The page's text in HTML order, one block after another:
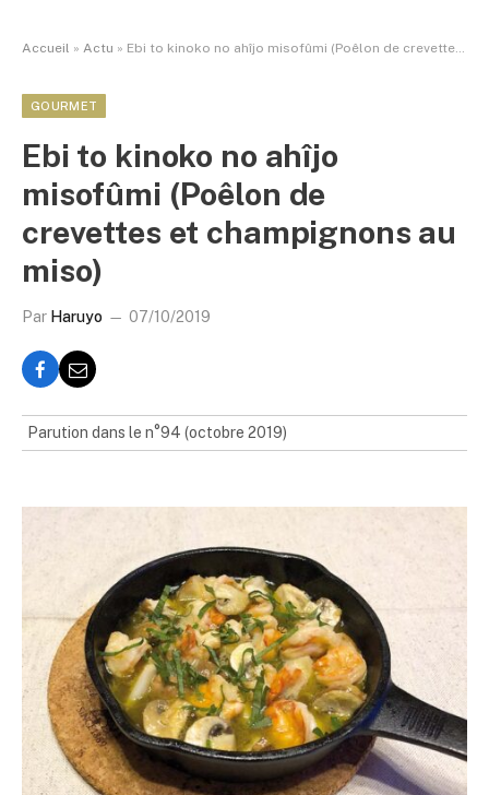
Accueil » Actu » Ebi to kinoko no ahîjo misofûmi (Poêlon de crevettes et champignons au miso)
GOURMET
Ebi to kinoko no ahîjo
misofûmi (Poêlon de
crevettes et champignons au
miso)
Par Haruyo 07/10/2019
Parution dans le n°94 (octobre 2019)